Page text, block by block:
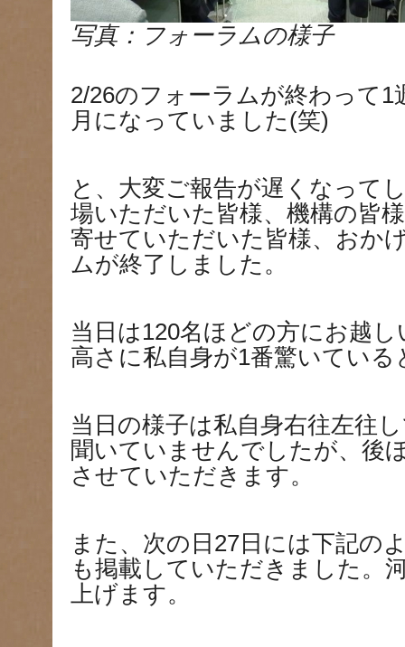
写真：フォーラムの様子
2/26のフォーラムが終わって1
月になっていました(笑)
と、大変ご報告が遅くなって
場いただいた皆様、機構の皆
寄せていただいた皆様、おか
ムが終了しました。
当日は120名ほどの方にお越
高さに私自身が1番驚いてい
当日の様子は私自身右往左往
聞いていませんでしたが、後
させていただきます。
また、次の日27日には下記の
も掲載していただきました。
上げます。